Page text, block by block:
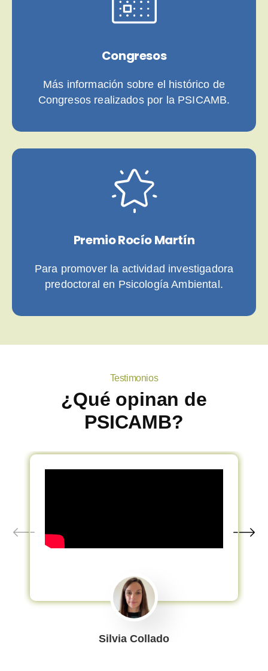
Congresos
Más información sobre el histórico de
Congresos realizados por la PSICAMB.
Premio Rocío Martín
Para promover la actividad investigadora
predoctoral en Psicología Ambiental.
Testimonios
¿Qué opinan de
PSICAMB?
Silvia Collado